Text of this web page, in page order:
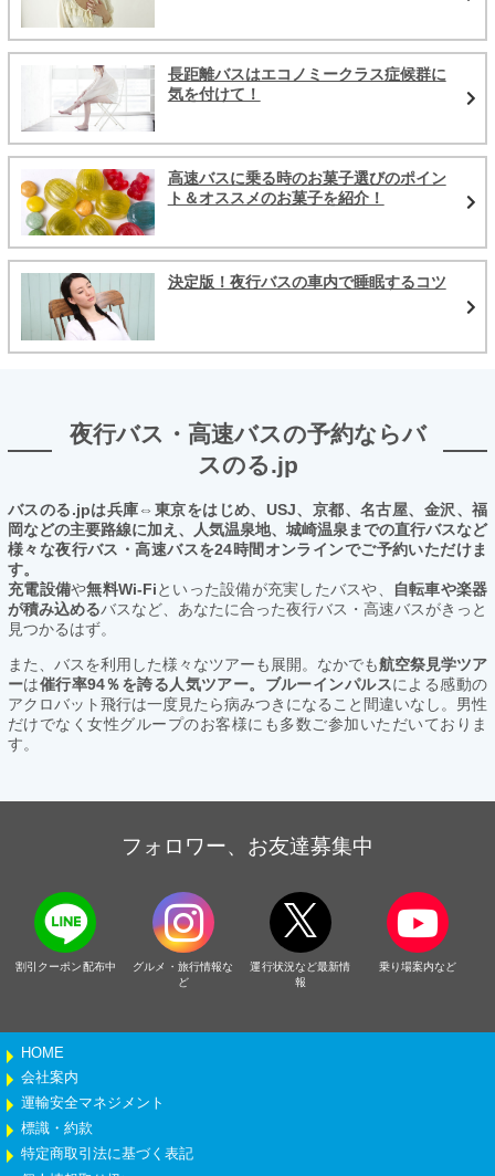
長距離バスはエコノミークラス症候群に
気を付けて！
高速バスに乗る時のお菓子選びのポイン
ト＆オススメのお菓子を紹介！
決定版！夜行バスの車内で睡眠するコツ
夜行バス・高速バスの予約ならバ
スのる.jp
バスのる.jpは兵庫⇔東京をはじめ、USJ、京都、名古屋、金沢、福
岡などの主要路線に加え、人気温泉地、城崎温泉までの直行バスなど
様々な夜行バス・高速バスを24時間オンラインでご予約いただけま
す。
充電設備や無料Wi-Fiといった設備が充実したバスや、
自転車や楽器
が積み込めるバスなど、あなたに合った夜行バス・高速バスがきっと
見つかるはず。
また、バスを利用した様々なツアーも展開。なかでも航空祭見学ツア
ーは催行率94％を誇る人気ツアー。ブルーインパルスによる感動の
アクロバット飛行は一度見たら病みつきになること間違いなし。男性
だけでなく女性グループのお客様にも多数ご参加いただいておりま
す。
フォロワー、お友達募集中
割引クーポン配布中
グルメ・旅行情報な
ど
運行状況など最新情
報
乗り場案内など
HOME
会社案内
運輸安全マネジメント
標識・約款
特定商取引法に基づく表記